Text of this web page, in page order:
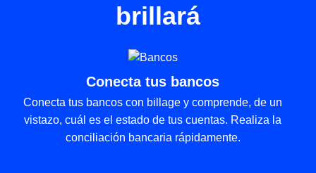
brillará
Conecta tus bancos
Conecta tus bancos con billage y comprende, de un
vistazo, cuál es el estado de tus cuentas. Realiza la
conciliación bancaria rápidamente.